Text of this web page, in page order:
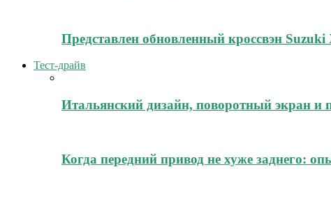
Представлен обновленный кроссвэн Suzuki
Тест-драйв
Итальянский дизайн, поворотный экран и
Когда передний привод не хуже заднего: